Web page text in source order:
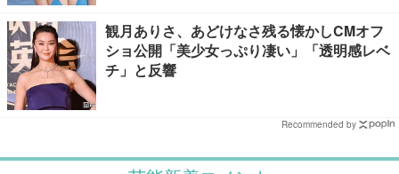
観月ありさ、あどけなさ残る懐かしCMオフ
ショ公開「美少女っぷり凄い」「透明感レベ
チ」と反響
Recommended by